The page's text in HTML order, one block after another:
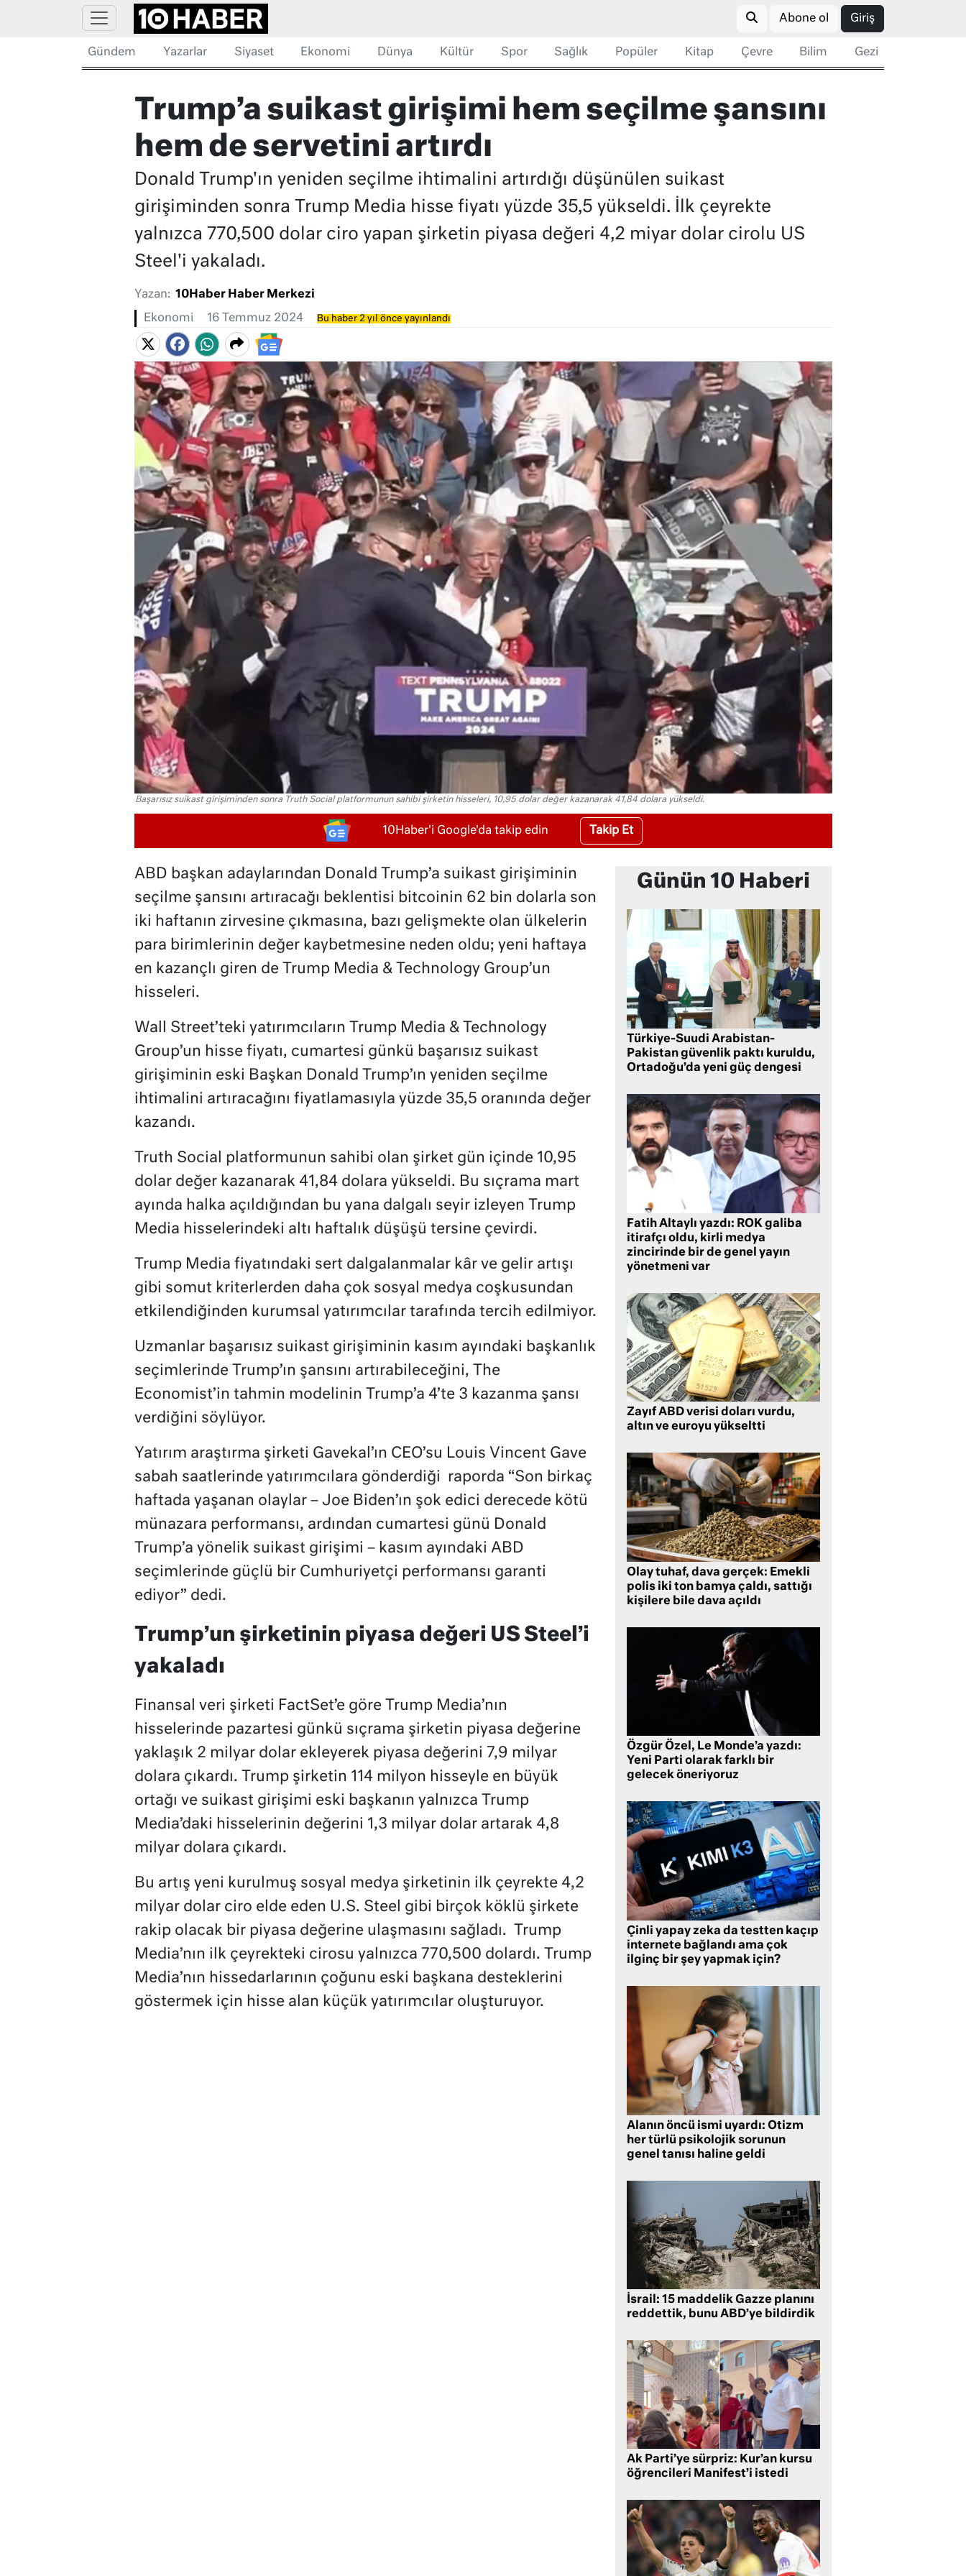
Abone ol Giriş
Gündem Yazarlar Siyaset Ekonomi Dünya Kültür Spor Sağlık Popüler Kitap Çevre Bilim Gezi
Trump’a suikast girişimi hem seçilme şansını
hem de servetini artırdı
Donald Trump'ın yeniden seçilme ihtimalini artırdığı düşünülen suikast
girişiminden sonra Trump Media hisse fiyatı yüzde 35,5 yükseldi. İlk çeyrekte
yalnızca 770,500 dolar ciro yapan şirketin piyasa değeri 4,2 miyar dolar cirolu US
Steel'i yakaladı.
Yazan: 10Haber Haber Merkezi
Ekonomi 16 Temmuz 2024 Bu haber 2 yıl önce yayınlandı
Başarısız suikast girişiminden sonra Truth Social platformunun sahibi şirketin hisseleri, 10,95 dolar değer kazanarak 41,84 dolara yükseldi.
10Haber'i Google'da takip edin Takip Et
ABD başkan adaylarından Donald Trump’a suikast girişiminin
seçilme şansını artıracağı beklentisi bitcoinin 62 bin dolarla son
iki haftanın zirvesine çıkmasına, bazı gelişmekte olan ülkelerin
para birimlerinin değer kaybetmesine neden oldu; yeni haftaya
en kazançlı giren de Trump Media & Technology Group’un
hisseleri.
Wall Street’teki yatırımcıların Trump Media & Technology
Group’un hisse fiyatı, cumartesi günkü başarısız suikast
girişiminin eski Başkan Donald Trump’ın yeniden seçilme
ihtimalini artıracağını fiyatlamasıyla yüzde 35,5 oranında değer
kazandı.
Truth Social platformunun sahibi olan şirket gün içinde 10,95
dolar değer kazanarak 41,84 dolara yükseldi. Bu sıçrama mart
ayında halka açıldığından bu yana dalgalı seyir izleyen Trump
Media hisselerindeki altı haftalık düşüşü tersine çevirdi.
Trump Media fiyatındaki sert dalgalanmalar kâr ve gelir artışı
gibi somut kriterlerden daha çok sosyal medya coşkusundan
etkilendiğinden kurumsal yatırımcılar tarafında tercih edilmiyor.
Uzmanlar başarısız suikast girişiminin kasım ayındaki başkanlık
seçimlerinde Trump’ın şansını artırabileceğini, The
Economist’in tahmin modelinin Trump’a 4’te 3 kazanma şansı
verdiğini söylüyor.
Yatırım araştırma şirketi Gavekal’ın CEO’su Louis Vincent Gave
sabah saatlerinde yatırımcılara gönderdiği
raporda “Son birkaç
haftada yaşanan olaylar – Joe Biden’ın şok edici derecede kötü
münazara performansı, ardından cumartesi günü Donald
Trump’a yönelik suikast girişimi – kasım ayındaki ABD
seçimlerinde güçlü bir Cumhuriyetçi performansı garanti
ediyor” dedi.
Trump’un şirketinin piyasa değeri US Steel’i
yakaladı
Finansal veri şirketi FactSet’e göre Trump Media’nın
hisselerinde pazartesi günkü sıçrama şirketin piyasa değerine
yaklaşık 2 milyar dolar ekleyerek piyasa değerini 7,9 milyar
dolara çıkardı. Trump şirketin 114 milyon hisseyle en büyük
ortağı ve suikast girişimi eski başkanın yalnızca Trump
Media’daki hisselerinin değerini 1,3 milyar dolar artarak 4,8
milyar dolara çıkardı.
Bu artış yeni kurulmuş sosyal medya şirketinin ilk çeyrekte 4,2
milyar dolar ciro elde eden U.S. Steel gibi birçok köklü şirkete
rakip olacak bir piyasa değerine ulaşmasını sağladı.
Trump
Media’nın ilk çeyrekteki cirosu yalnızca 770,500 dolardı. Trump
Media’nın hissedarlarının çoğunu eski başkana desteklerini
göstermek için hisse alan küçük yatırımcılar oluşturuyor.
Günün 10 Haberi
Türkiye-Suudi Arabistan-
Pakistan güvenlik paktı kuruldu,
Ortadoğu’da yeni güç dengesi
Fatih Altaylı yazdı: ROK galiba
itirafçı oldu, kirli medya
zincirinde bir de genel yayın
yönetmeni var
Zayıf ABD verisi doları vurdu,
altın ve euroyu yükseltti
Olay tuhaf, dava gerçek: Emekli
polis iki ton bamya çaldı, sattığı
kişilere bile dava açıldı
Özgür Özel, Le Monde’a yazdı:
Yeni Parti olarak farklı bir
gelecek öneriyoruz
Çinli yapay zeka da testten kaçıp
internete bağlandı ama çok
ilginç bir şey yapmak için?
Alanın öncü ismi uyardı: Otizm
her türlü psikolojik sorunun
genel tanısı haline geldi
İsrail: 15 maddelik Gazze planını
reddettik, bunu ABD’ye bildirdik
Ak Parti’ye sürpriz: Kur’an kursu
öğrencileri Manifest’i istedi